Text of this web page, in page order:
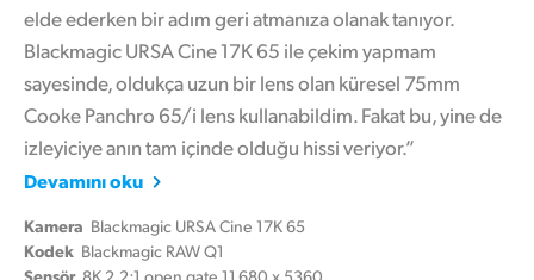
elde ederken bir adım geri atmanıza olanak tanıyor.
Blackmagic URSA Cine 17K 65 ile çekim yapmam
sayesinde, oldukça uzun bir lens olan küresel 75mm
Cooke Panchro 65/i lens kullanabildim. Fakat bu, yine de
izleyiciye anın tam içinde olduğu hissi veriyor.”
Devamını oku
Kamera Blackmagic URSA Cine 17K 65
Kodek Blackmagic RAW Q1
Sensör 8K 2.2:1 open gate 11,680 x 5360